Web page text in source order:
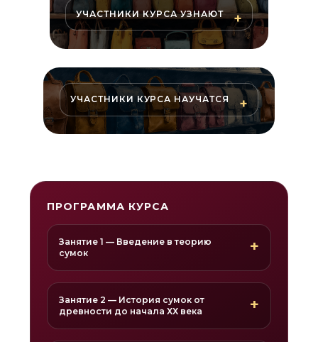
УЧАСТНИКИ КУРСА УЗНАЮТ
УЧАСТНИКИ КУРСА НАУЧАТСЯ
ПРОГРАММА КУРСА
Занятие 1 — Введение в теорию
сумок
Занятие 2 — История сумок от
древности до начала ХХ века